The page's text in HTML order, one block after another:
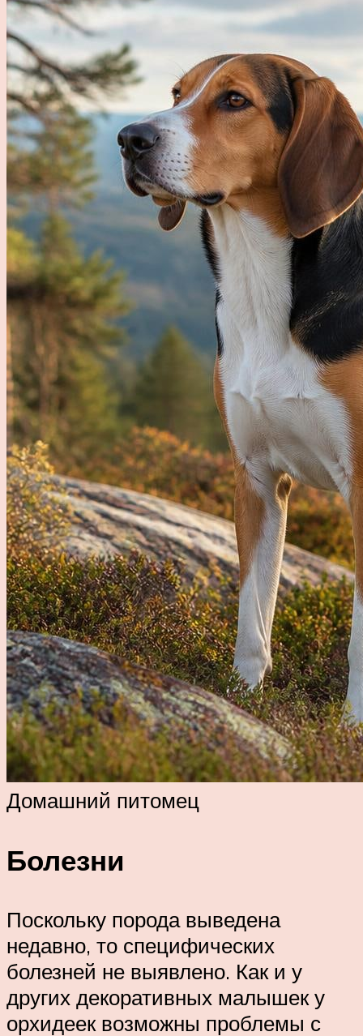
Домашний питомец
Болезни
Поскольку порода выведена
недавно, то специфических
болезней не выявлено. Как и у
других декоративных малышек у
орхидеек возможны проблемы с